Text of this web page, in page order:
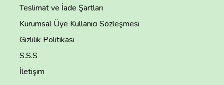
Teslimat ve İade Şartları
Kurumsal Üye Kullanıcı Sözleşmesi
Gizlilik Politikası
S.S.S
İletişim